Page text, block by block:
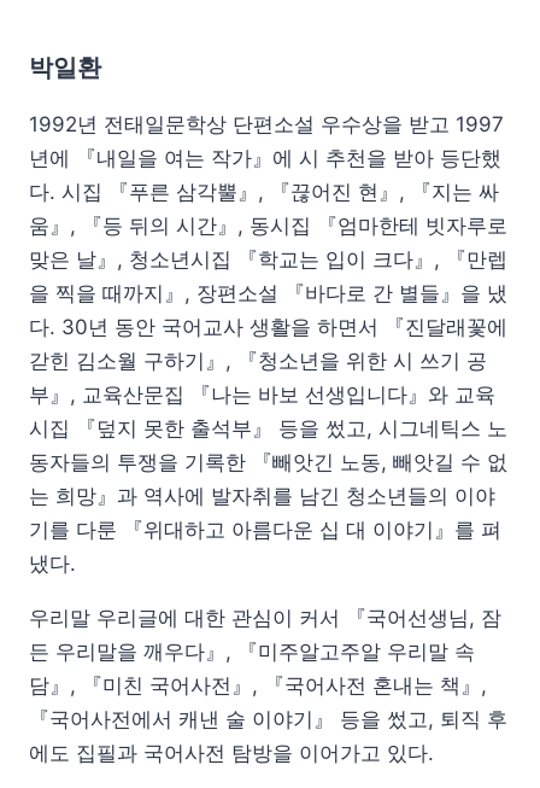
박일환
1992년 전태일문학상 단편소설 우수상을 받고 1997
년에 『내일을 여는 작가』에 시 추천을 받아 등단했
다. 시집 『푸른 삼각뿔』, 『끊어진 현』, 『지는 싸
움』, 『등 뒤의 시간』, 동시집 『엄마한테 빗자루로
맞은 날』, 청소년시집 『학교는 입이 크다』, 『만렙
을 찍을 때까지』, 장편소설 『바다로 간 별들』을 냈
다. 30년 동안 국어교사 생활을 하면서 『진달래꽃에
갇힌 김소월 구하기』, 『청소년을 위한 시 쓰기 공
부』, 교육산문집 『나는 바보 선생입니다』와 교육
시집 『덮지 못한 출석부』 등을 썼고, 시그네틱스 노
동자들의 투쟁을 기록한 『빼앗긴 노동, 빼앗길 수 없
는 희망』과 역사에 발자취를 남긴 청소년들의 이야
기를 다룬 『위대하고 아름다운 십 대 이야기』를 펴
냈다.
우리말 우리글에 대한 관심이 커서 『국어선생님, 잠
든 우리말을 깨우다』, 『미주알고주알 우리말 속
담』, 『미친 국어사전』, 『국어사전 혼내는 책』,
『국어사전에서 캐낸 술 이야기』 등을 썼고, 퇴직 후
에도 집필과 국어사전 탐방을 이어가고 있다.